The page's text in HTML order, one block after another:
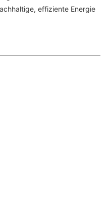
effiziente Energie